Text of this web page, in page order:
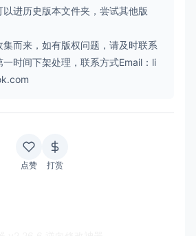
以进历史版本文件夹，尝试其他版
集而来，如有版权问题，请及时联系
时间下架处理，联系方式Email：li
点赞 打赏